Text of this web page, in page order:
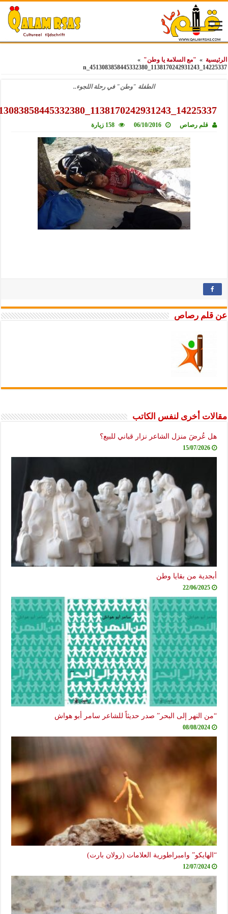
» "مع السلامة يا وطن" »
الطفلة "وطن" في رحلة اللجوء..
رصاص 06/10/2016 158 زيارة
رصاص
أخرى لنفس الكاتب
منزل الشاعر نزار قباني للبيع؟
15/07/
من بقايا وطن
22/06/
إلى البحر” صدر حديثاً للشاعر سامر أبو هواش
08/08/
وامبراطورية العلامات (رولان بارت)
12/07/